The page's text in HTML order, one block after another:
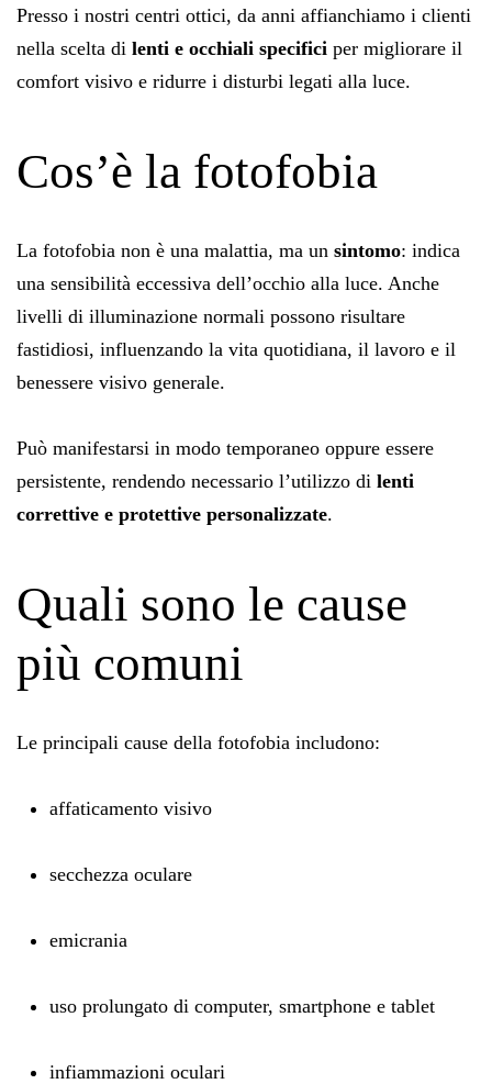
Presso i nostri centri ottici, da anni affianchiamo i clienti
nella scelta di lenti e occhiali specifici per migliorare il
comfort visivo e ridurre i disturbi legati alla luce.
Cos’è la fotofobia
La fotofobia non è una malattia, ma un sintomo: indica
una sensibilità eccessiva dell’occhio alla luce. Anche
livelli di illuminazione normali possono risultare
fastidiosi, influenzando la vita quotidiana, il lavoro e il
benessere visivo generale.
Può manifestarsi in modo temporaneo oppure essere
persistente, rendendo necessario l’utilizzo di lenti
correttive e protettive personalizzate.
Quali sono le cause
più comuni
Le principali cause della fotofobia includono:
affaticamento visivo
secchezza oculare
emicrania
uso prolungato di computer, smartphone e tablet
infiammazioni oculari